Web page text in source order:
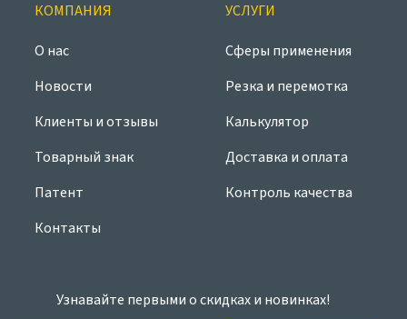
КОМПАНИЯ
О нас
Новости
Клиенты и отзывы
Товарный знак
Патент
Контакты
УСЛУГИ
Сферы применения
Резка и перемотка
Калькулятор
Доставка и оплата
Контроль качества
Узнавайте первыми о скидках и новинках!